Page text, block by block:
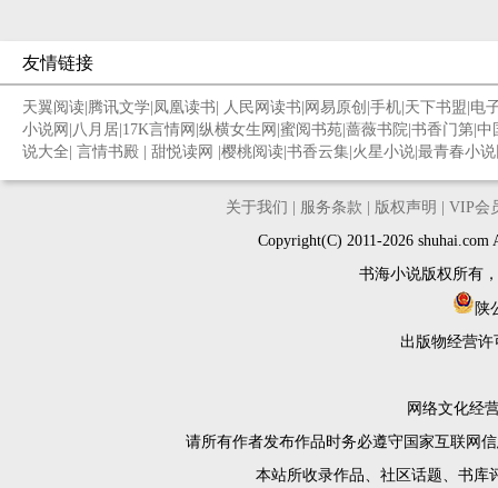
友情链接
天翼阅读 腾讯文学 凤凰读书 人民网读书 网易原创 手机 天下书盟 电
小说网 八月居 17K言情网 纵横女生网 蜜阅书苑 蔷薇书院 书香门第 中
说大全 言情书殿 甜悦读网 樱桃阅读 书香云集 火星小说 最青春小
关于我们 服务条款 版权声明
VIP会
Copyright(C) 2011-2026
书海小说版权所有
陕
出版物经营许
网络文化经
请所有作者发布作品时务必遵守国家互联网
本站所收录作品、社区话题、书库